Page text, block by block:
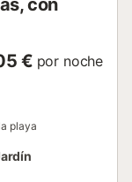
€ por noche
playa